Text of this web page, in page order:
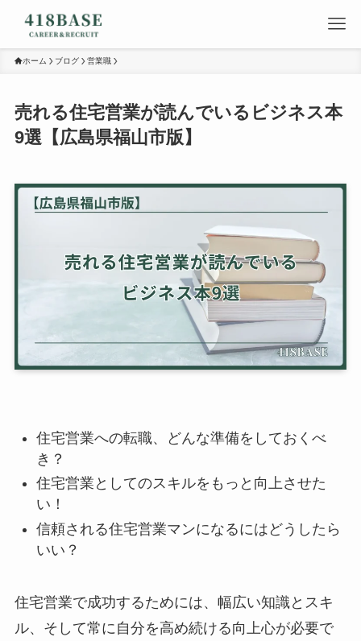
ホーム ブログ 営業職
売れる住宅営業が読んでいるビジネス本
9選【広島県福山市版】
住宅営業への転職、どんな準備をしておくべ
き？
住宅営業としてのスキルをもっと向上させた
い！
信頼される住宅営業マンになるにはどうしたら
いい？
住宅営業で成功するためには、幅広い知識とスキ
ル、そして常に自分を高め続ける向上心が必要で